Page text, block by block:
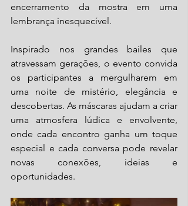
encerramento da mostra em uma
lembrança inesquecível.
Inspirado nos grandes bailes que
atravessam gerações, o evento convida
os participantes a mergulharem em
uma noite de mistério, elegância e
descobertas. As máscaras ajudam a criar
uma atmosfera lúdica e envolvente,
onde cada encontro ganha um toque
especial e cada conversa pode revelar
novas conexões, ideias e
oportunidades.